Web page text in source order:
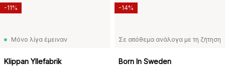
Μόνο λίγα έμειναν
Klippan Yllefabrik
-11%
Σε απόθεμα ανάλογα με τη ζήτηση
Born In Sweden
-14%